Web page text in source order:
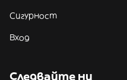
Сигурност
Вход
Следвайте ни